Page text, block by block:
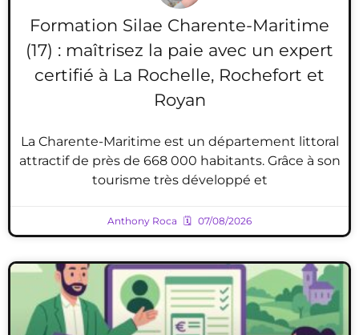
Formation Silae Charente-Maritime
(17) : maîtrisez la paie avec un expert
certifié à La Rochelle, Rochefort et
Royan
La Charente-Maritime est un département littoral
attractif de près de 668 000 habitants. Grâce à son
tourisme très développé et
Anthony Roca 07/08/2026